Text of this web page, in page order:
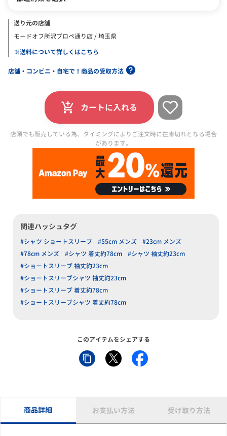
送り元の店舗
モードオフ所沢プロペ通り店 / 埼玉県
※送料について詳しくはこちら
店舗・コンビニ・自宅で！商品の受取方法
カートに入れる
店頭でも販売している為、タイミングによりご注文時に在庫切れとなる場合
があります。
関連ハッシュタグ
#シャツ ショートスリーブ #55cm メンズ
#23cm メンズ
#78cm メンズ
#シャツ 着丈約78cm
#シャツ 袖丈約23cm
#ショートスリーブ 袖丈約23cm
#ショートスリーブシャツ 袖丈約23cm
#ショートスリーブ 着丈約78cm
#ショートスリーブシャツ 着丈約78cm
このアイテムをシェアする
商品詳細 お支払い方法 受け取り方法